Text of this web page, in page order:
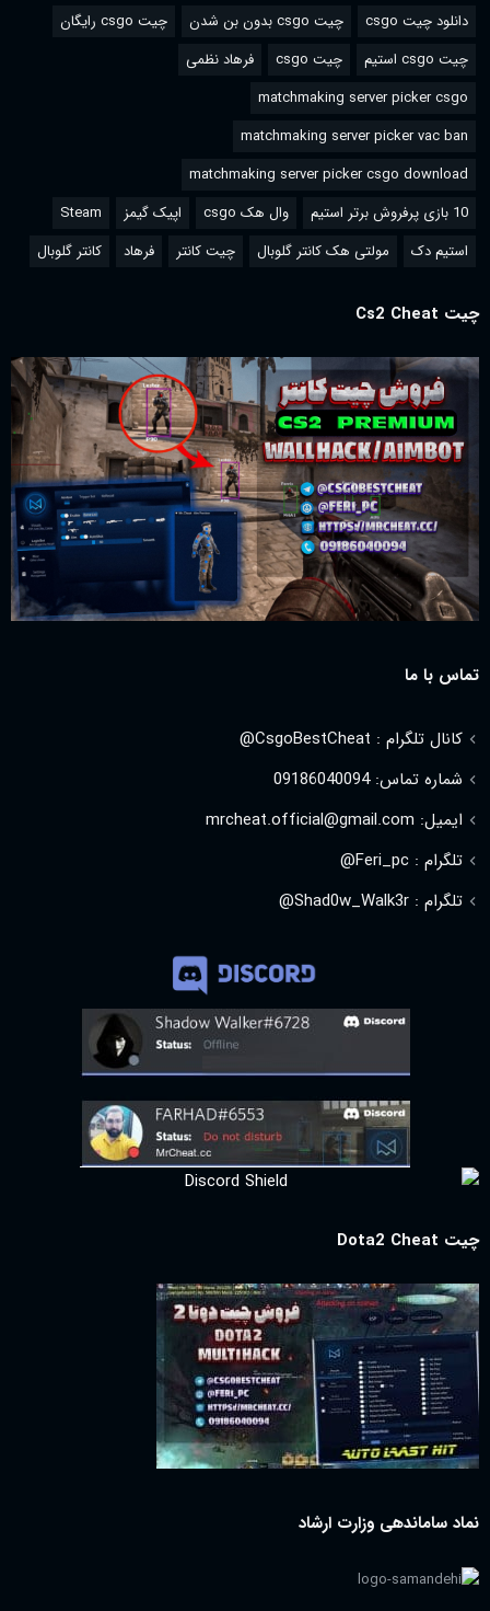
دانلود چیت csgo چیت csgo بدون بن شدن
چیت csgo رایگان
چیت csgo استیم
چیت csgo
فرهاد نظمی
matchmaking server picker csgo
matchmaking server picker vac ban
matchmaking server picker csgo download
10 بازی پرفروش برتر استیم
وال هک csgo اپیک گیمز
Steam
استیم دک
مولتی هک کانتر گلوبال چیت کانتر فرهاد کانتر گلوبال
چیت Cs2 Cheat
تماس با ما
کانال تلگرام : CsgoBestCheat@
شماره تماس: 09186040094
ایمیل: mrcheat.official@gmail.com
تلگرام : Feri_pc@
تلگرام : Shad0w_Walk3r@
چیت Dota2 Cheat
نماد ساماندهی وزارت ارشاد